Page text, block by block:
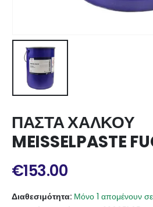
ΠΑΣΤΑ ΧΑΛΚΟΥ
MEISSELPASTE
€153.00
Διαθεσιμότητα: Μόνο 1 απομένουν